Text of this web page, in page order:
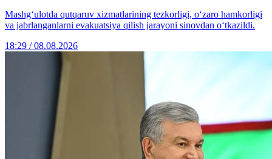
Mashg‘ulotda qutqaruv xizmatlarining tezkorligi, o‘zaro hamkorligi
va jabrlanganlarni evakuatsiya qilish jarayoni sinovdan o‘tkazildi.
18:29 / 08.08.2026